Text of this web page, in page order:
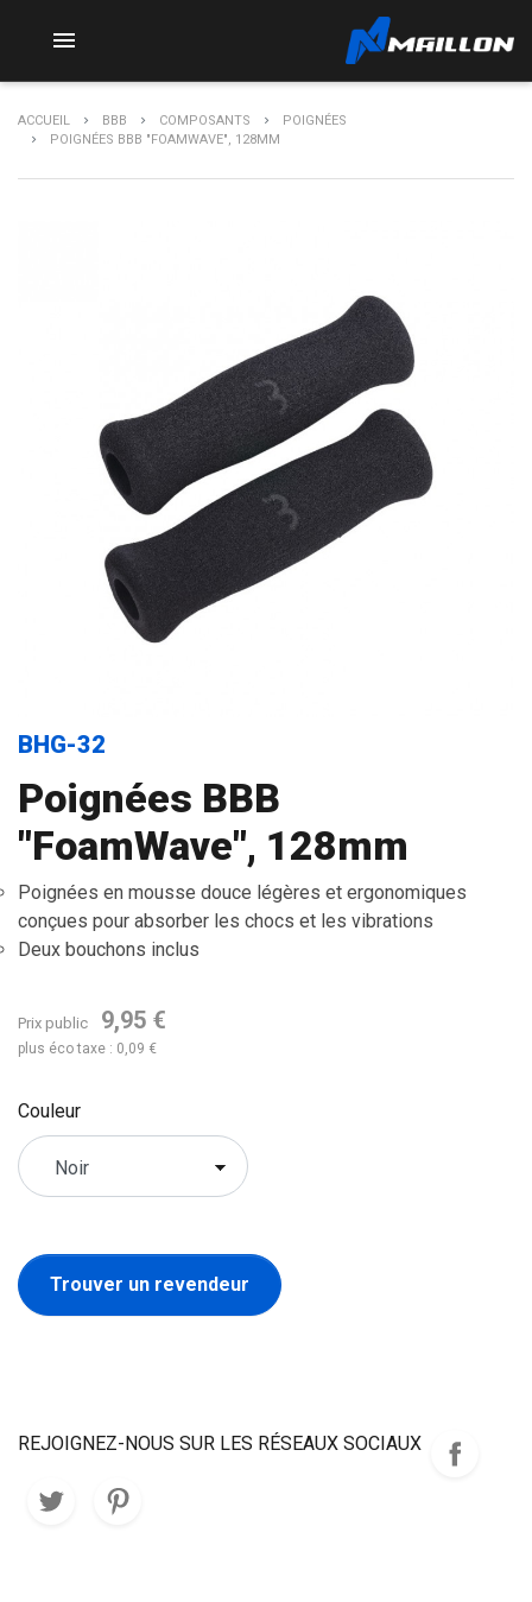

ACCUEIL BBB COMPOSANTS
POIGNÉES
POIGNÉES BBB "FOAMWAVE", 128MM
BHG-32
Poignées BBB
"FoamWave", 128mm
Poignées en mousse douce légères et ergonomiques
conçues pour absorber les chocs et les vibrations
Deux bouchons inclus
Prix public 9,95 €
plus éco taxe : 0,09 €
Couleur
Trouver un revendeur
REJOIGNEZ-NOUS SUR LES RÉSEAUX SOCIAUX